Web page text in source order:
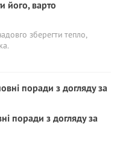
його, варто
зберегти тепло,
поради з догляду за